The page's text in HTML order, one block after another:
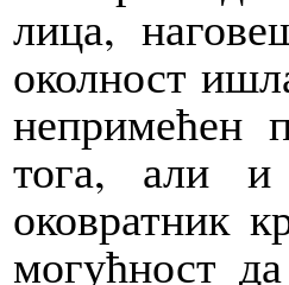
лица,
околност
непримећен
тога, али и
оковратник
могу­ћност